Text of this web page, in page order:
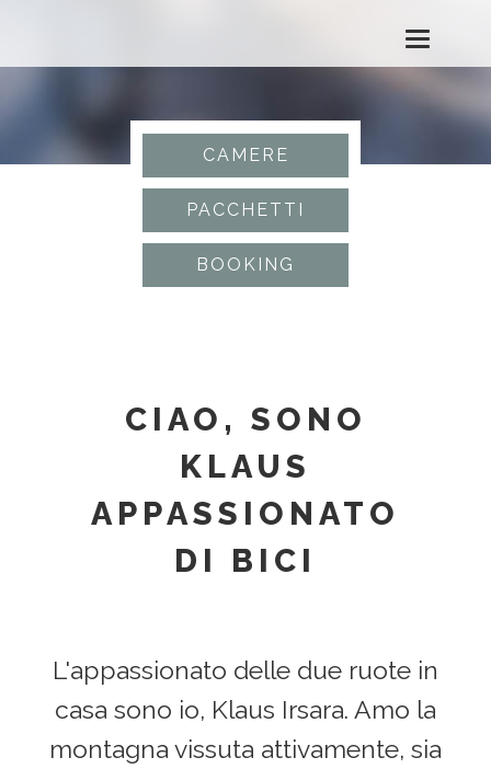
T
o
o
n
CAMERE
PACCHETTI
BOOKING
CIAO, SONO
KLAUS
APPASSIONATO
DI BICI
L'appassionato delle due ruote in
casa sono io, Klaus Irsara. Amo la
montagna vissuta attivamente, sia